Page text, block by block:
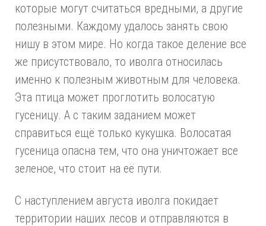
которые могут считаться вредными, а другие
полезными. Каждому удалось занять свою
нишу в этом мире. Но когда такое деление все
же присутствовало, то иволга относилась
именно к полезным животным для человека.
Эта птица может проглотить волосатую
гусеницу. А с таким заданием может
справиться ещё только кукушка. Волосатая
гусеница опасна тем, что она уничтожает все
зеленое, что стоит на её пути.
С наступлением августа иволга покидает
территории наших лесов и отправляются в